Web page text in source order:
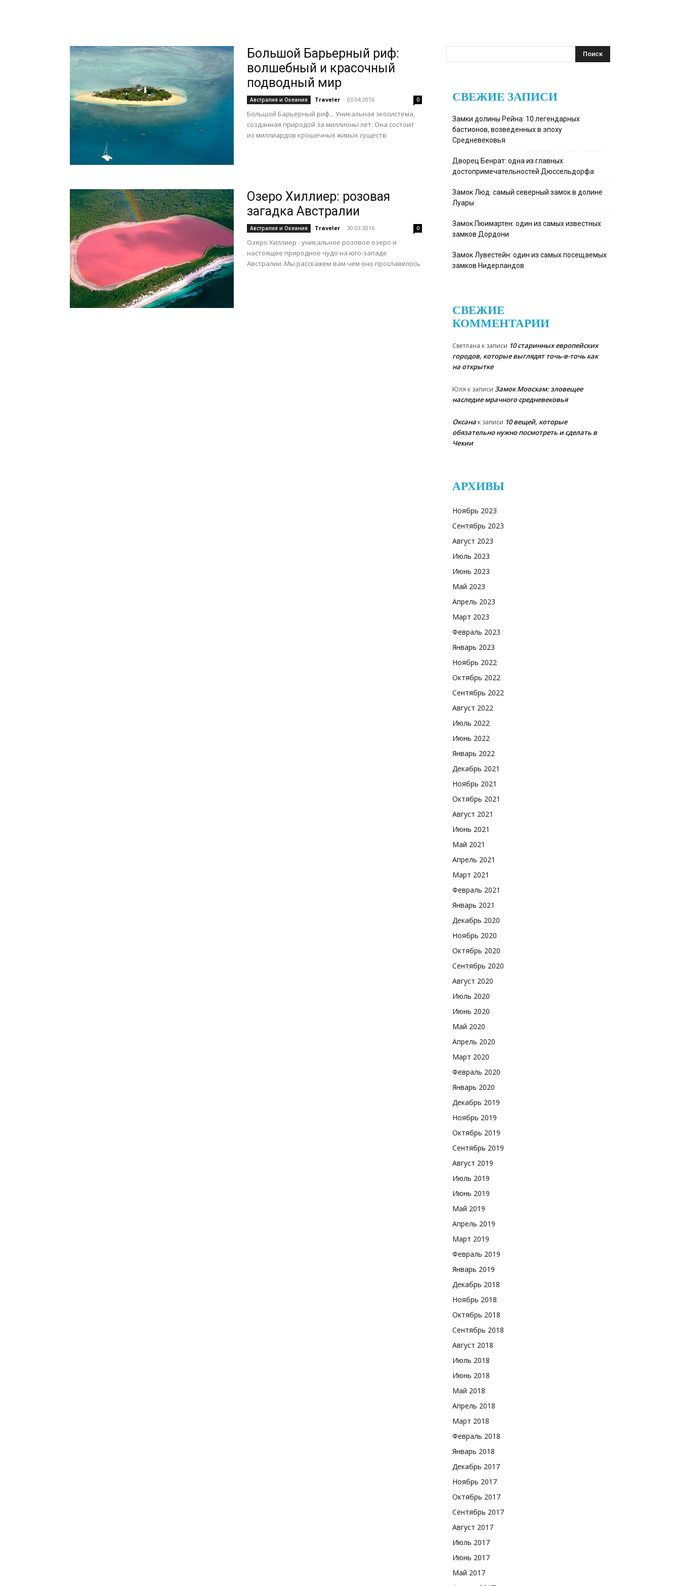
Большой Барьерный риф:
волшебный и красочный
подводный мир
Австралия и Океания Traveler - 03.04.2016 0
Большой Барьерный риф... Уникальная экосистема,
созданная природой за миллионы лет. Она состоит
из миллиардов крошечных живых существ
Озеро Хиллиер: розовая
загадка Австралии
Австралия и Океания Traveler - 30.03.2016 0
Озеро Хиллиер - уникальное розовое озеро и
настоящее природное чудо на юго-западе
Австралии. Мы расскажем вам чем оно прославилось
СВЕЖИЕ ЗАПИСИ
Замки долины Рейна: 10 легендарных
бастионов, возведенных в эпоху
Средневековья
Дворец Бенрат: одна из главных
достопримечательностей Дюссельдорфа
Замок Люд: самый северный замок в долине
Луары
Замок Пюимартен: один из самых известных
замков Дордони
Замок Лувестейн: один из самых посещаемых
замков Нидерландов
СВЕЖИЕ
КОММЕНТАРИИ
Светлана к записи 10 старинных европейских
городов, которые выглядят точь-в-точь как
на открытке
Юля к записи Замок Моосхам: зловещее
наследие мрачного средневековья
Оксана к записи 10 вещей, которые
обязательно нужно посмотреть и сделать в
Чехии
АРХИВЫ
Ноябрь 2023
Сентябрь 2023
Август 2023
Июль 2023
Июнь 2023
Май 2023
Апрель 2023
Март 2023
Февраль 2023
Январь 2023
Ноябрь 2022
Октябрь 2022
Сентябрь 2022
Август 2022
Июль 2022
Июнь 2022
Январь 2022
Декабрь 2021
Ноябрь 2021
Октябрь 2021
Август 2021
Июнь 2021
Май 2021
Апрель 2021
Март 2021
Февраль 2021
Январь 2021
Декабрь 2020
Ноябрь 2020
Октябрь 2020
Сентябрь 2020
Август 2020
Июль 2020
Июнь 2020
Май 2020
Апрель 2020
Март 2020
Февраль 2020
Январь 2020
Декабрь 2019
Ноябрь 2019
Октябрь 2019
Сентябрь 2019
Август 2019
Июль 2019
Июнь 2019
Май 2019
Апрель 2019
Март 2019
Февраль 2019
Январь 2019
Декабрь 2018
Ноябрь 2018
Октябрь 2018
Сентябрь 2018
Август 2018
Июль 2018
Июнь 2018
Май 2018
Апрель 2018
Март 2018
Февраль 2018
Январь 2018
Декабрь 2017
Ноябрь 2017
Октябрь 2017
Сентябрь 2017
Август 2017
Июль 2017
Июнь 2017
Май 2017